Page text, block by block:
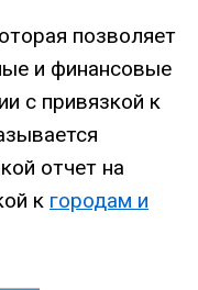
позволяет
и финансовые
с привязкой к
отчет на
к городам и